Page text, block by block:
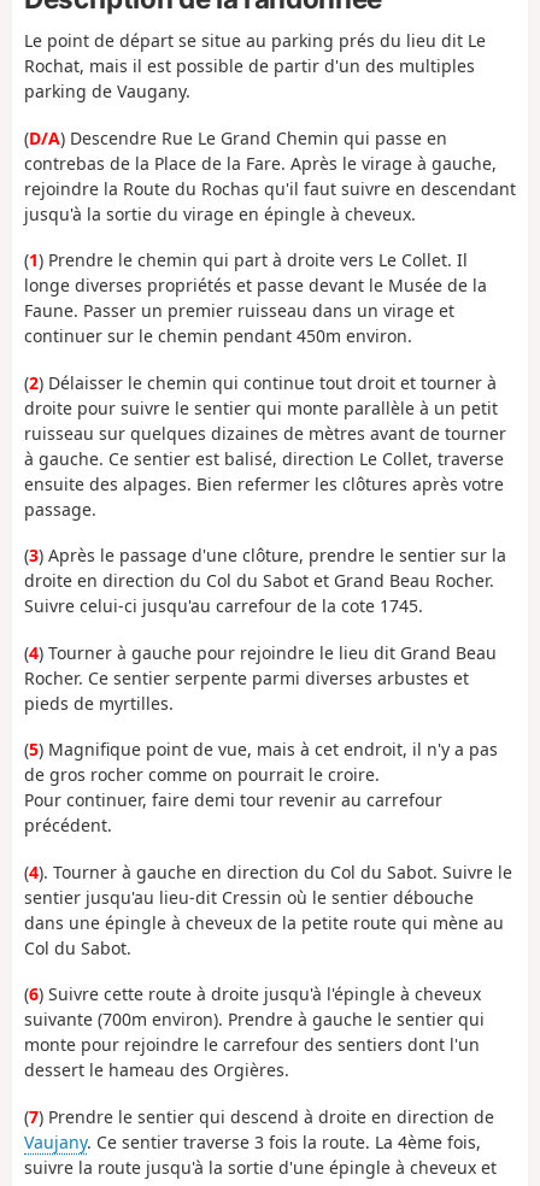
Le point de départ se situe au parking prés du lieu dit Le
Rochat, mais il est possible de partir d'un des multiples
parking de Vaugany.
(D/A) Descendre Rue Le Grand Chemin qui passe en
contrebas de la Place de la Fare. Après le virage à gauche,
rejoindre la Route du Rochas qu'il faut suivre en descendant
jusqu'à la sortie du virage en épingle à cheveux.
(1) Prendre le chemin qui part à droite vers Le Collet. Il
longe diverses propriétés et passe devant le Musée de la
Faune. Passer un premier ruisseau dans un virage et
continuer sur le chemin pendant 450m environ.
(2) Délaisser le chemin qui continue tout droit et tourner à
droite pour suivre le sentier qui monte parallèle à un petit
ruisseau sur quelques dizaines de mètres avant de tourner
à gauche. Ce sentier est balisé, direction Le Collet, traverse
ensuite des alpages. Bien refermer les clôtures après votre
passage.
(3) Après le passage d'une clôture, prendre le sentier sur la
droite en direction du Col du Sabot et Grand Beau Rocher.
Suivre celui-ci jusqu'au carrefour de la cote 1745.
(4) Tourner à gauche pour rejoindre le lieu dit Grand Beau
Rocher. Ce sentier serpente parmi diverses arbustes et
pieds de myrtilles.
(5) Magnifique point de vue, mais à cet endroit, il n'y a pas
de gros rocher comme on pourrait le croire.
Pour continuer, faire demi tour revenir au carrefour
précédent.
(4). Tourner à gauche en direction du Col du Sabot. Suivre le
sentier jusqu'au lieu-dit Cressin où le sentier débouche
dans une épingle à cheveux de la petite route qui mène au
Col du Sabot.
(6) Suivre cette route à droite jusqu'à l'épingle à cheveux
suivante (700m environ). Prendre à gauche le sentier qui
monte pour rejoindre le carrefour des sentiers dont l'un
dessert le hameau des Orgières.
(7) Prendre le sentier qui descend à droite en direction de
Vaujany. Ce sentier traverse 3 fois la route. La 4ème fois,
suivre la route jusqu'à la sortie d'une épingle à cheveux et